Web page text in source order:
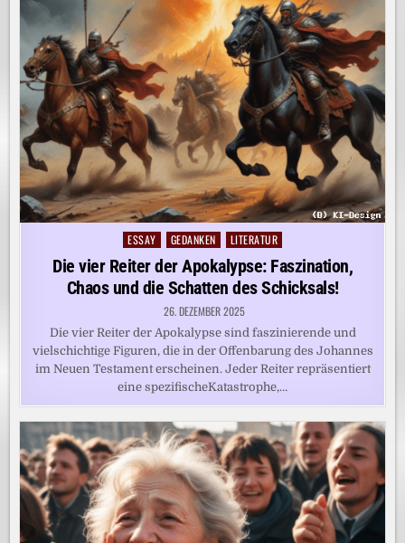
Posted
in
ESSAY GEDANKEN LITERATUR
Die vier Reiter der Apokalypse: Faszination,
Chaos und die Schatten des Schicksals!
26. DEZEMBER 2025
Die vier Reiter der Apokalypse sind faszinierende und
vielschichtige Figuren, die in der Offenbarung des Johannes
im Neuen Testament erscheinen. Jeder Reiter repräsentiert
eine spezifischeKatastrophe,…